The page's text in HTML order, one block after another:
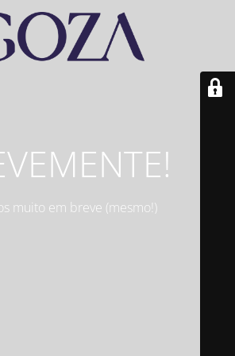
muito em breve (mesmo!)